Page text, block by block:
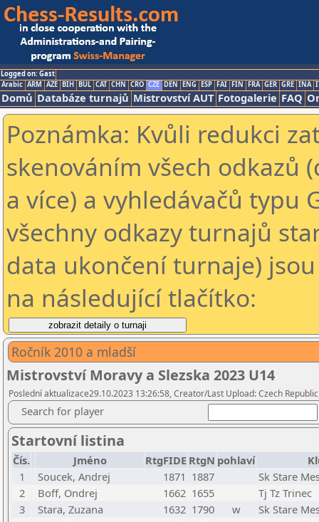
Logged on: Gast
Arabic ARM AZE BIH BUL CAT CHN CRO CZE DEN ENG ESP FAI FIN FRA GER GRE INA
Domů Databáze turnajů Mistrovství AUT Fotogalerie FAQ
Poznámka: Kvůli redukci
skenováním všech odkazů
a více) a vyhledávačů typu
všechny odkazy turnajů
data ukončení turnaje)
na následující tlačítko:
Ročník 2010 a mladší
Mistrovství Moravy a Slezska 2023 U14
Poslední aktualizace29.10.2023 13:26:58, Creator/Last Upload: Czech
Search for player
Startovní listina
Čís. Jméno RtgFIDE RtgN pohlaví
1
Soucek, Andrej 1871 1887
Sk Stare
2
Boff, Ondrej 1662 1655
Tj Tz Trinec
3
Stara, Zuzana 1632 1790 w
Sk Stare